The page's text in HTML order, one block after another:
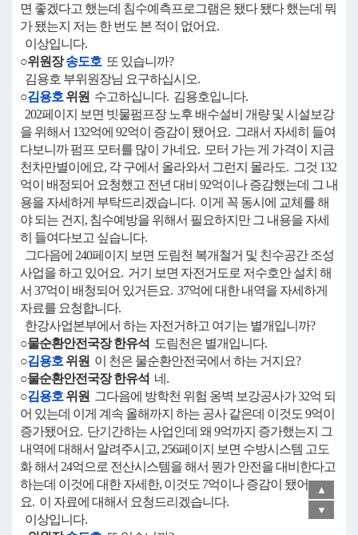
면 좋겠다고 했는데 침수예측프로그램은 됐다 됐다 했는데 뭐
가 됐는지 저는 한 번도 본 적이 없어요.
이상입니다.
○위원장송도호 또 있습니까?
김용호 부위원장님 요구하십시오.
○김용호 위원 수고하십니다. 김용호입니다.
202페이지 보면 빗물펌프장 노후 배수설비 개량 및 시설보강
을 위해서 132억에 92억이 증감이 됐어요. 그래서 자세히 들여
다보니까 펌프 모터를 많이 가네요. 모터 가는 게 가격이 지금
천차만별이에요, 각 구에서 올라와서 그런지 몰라도. 그것 132
억이 배정되어 요청했고 전년 대비 92억이나 증감했는데 그 내
용을 자세하게 부탁드리겠습니다. 이게 꼭 동시에 교체를 해
야 되는 건지, 침수예방을 위해서 필요하지만 그 내용을 자세
히 들여다보고 싶습니다.
그다음에 240페이지 보면 도림천 복개철거 및 친수공간 조성
사업을 하고 있어요. 거기 보면 자전거도로 저수호안 설치 해
서 37억이 배청되어 있거든요. 37억에 대한 내역을 자세하게
자료를 요청합니다.
한강사업본부에서 하는 자전거하고 여기는 별개입니까?
○물순환안전국장 한유석
도림천은 별개입니다.
○김용호 위원 이 천은 물순환안전국에서 하는 거지요?
○물순환안전국장 한유석 네.
○김용호 위원 그다음에 방학천 위험 옹벽 보강공사가 32억 되
어 있는데 이게 계속 올해까지 하는 공사 같은데 이것도 9억이
증가됐어요. 단기간하는 사업인데 왜 9억까지 증가했는지 그
내역에 대해서 알려주시고, 256페이지 보면 수방시스템 고도
화 해서 24억으로 전산시스템을 해서 뭔가 안전을 대비한다고
하는데 이것에 대한 자세한, 이것도 7억이나 증감이 됐어
요. 이 자료에 대해서 요청드리겠습니다.
이상입니다.
▲
▼